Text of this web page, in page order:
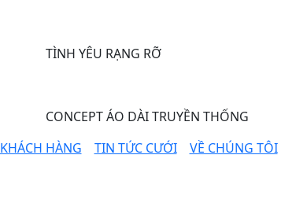
TÌNH YÊU RẠNG RỠ
CONCEPT ÁO DÀI TRUYỀN THỐNG
KHÁCH HÀNG TIN TỨC CƯỚI
VỀ CHÚNG TÔI